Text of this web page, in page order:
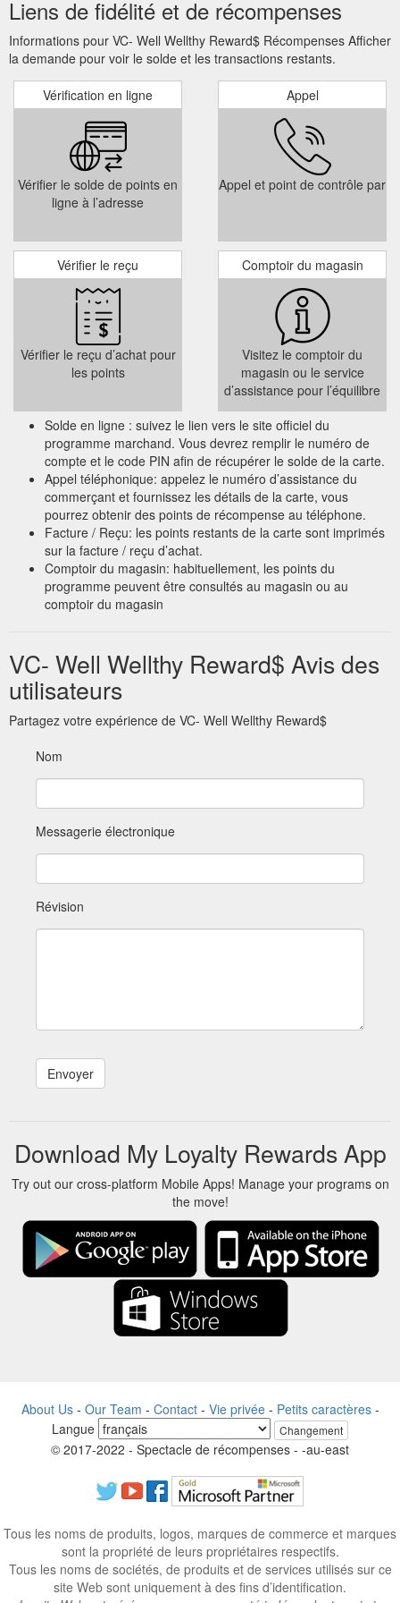
WELL is excited to offer the Weight Watchers Reimbursement Program!
Purchase one of the following WW membership plans: “Digit
al,” “Workshop + “Digital” or “Digital 360” for at least 3
consecutive mo nths. Purchase must be made after 12/31/21
to be eligible. Plans can be purchased directly on the WW.
website. a. Existing and lifetime WW members are eligible for
this program. b.https://vcwell.ventura.org/wp-
content/uploads/2022/01/WW-2022.pdf
Liens de fidélité et de récompenses
Informations pour VC- Well Wellthy Reward$ Récompenses Afficher
la demande pour voir le solde et les transactions restants.
Vérification en ligne
Vérifier le solde de points en
ligne à l’adresse
Appel
Appel et point de contrôle par
Vérifier le reçu
Vérifier le reçu d’achat pour
les points
Comptoir du magasin
Visitez le comptoir du
magasin ou le service
d’assistance pour l’équilibre
Solde en ligne : suivez le lien vers le site officiel du
programme marchand. Vous devrez remplir le numéro de
compte et le code PIN afin de récupérer le solde de la carte.
Appel téléphonique: appelez le numéro d’assistance du
commerçant et fournissez les détails de la carte, vous
pourrez obtenir des points de récompense au téléphone.
Facture / Reçu: les points restants de la carte sont imprimés
sur la facture / reçu d’achat.
Comptoir du magasin: habituellement, les points du
programme peuvent être consultés au magasin ou au
comptoir du magasin
VC- Well Wellthy Reward$ Avis des
utilisateurs
Partagez votre expérience de VC- Well Wellthy Reward$
Nom
Messagerie électronique
Révision
Download My Loyalty Rewards App
Try out our cross-platform Mobile Apps! Manage your programs on
the move!
About Us- Our Team - Contact- Vie privée- Petits caractères-
Langue
Changement
© 2017-2022 - Spectacle de récompenses - -au-east
Tous les noms de produits, logos, marques de commerce et marques
sont la propriété de leurs propriétaires respectifs.
Tous les noms de sociétés, de produits et de services utilisés sur ce
site Web sont uniquement à des fins d’identification.